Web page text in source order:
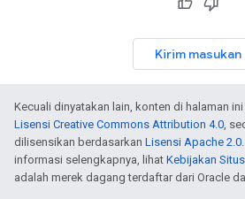
Kirim masukan
Kecuali dinyatakan lain, konten di halaman
Lisensi Creative Commons Attribution 4.0,
dilisensikan berdasarkan Lisensi Apache 2.0
informasi selengkapnya, lihat Kebijakan
adalah merek dagang terdaftar dari Oracle